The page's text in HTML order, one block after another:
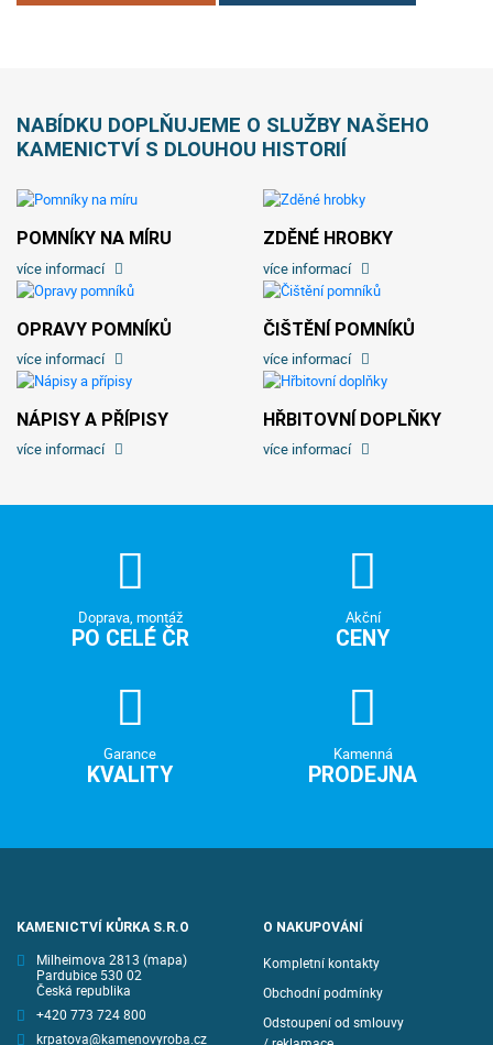
NABÍDKU DOPLŇUJEME O SLUŽBY NAŠEHO
KAMENICTVÍ S DLOUHOU HISTORIÍ
POMNÍKY NA MÍRU
více informací
ZDĚNÉ HROBKY
více informací
OPRAVY POMNÍKŮ
více informací
ČIŠTĚNÍ POMNÍKŮ
více informací
NÁPISY A PŘÍPISY
více informací
HŘBITOVNÍ DOPLŇKY
více informací
Doprava, montáž
PO CELÉ ČR
Akční
CENY
Garance
KVALITY
Kamenná
PRODEJNA
KAMENICTVÍ KŮRKA S.R.O
Milheimova 2813 (mapa)
Pardubice 530 02
Česká republika
+420 773 724 800
krpatova@kamenovyroba.cz
O NAKUPOVÁNÍ
Kompletní kontakty
Obchodní podmínky
Odstoupení od smlouvy